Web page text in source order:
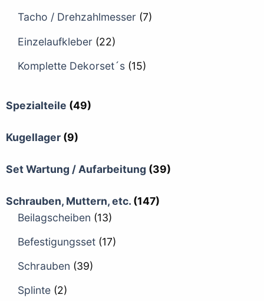
Tacho / Drehzahlmesser (7)
Einzelaufkleber (22)
Komplette Dekorset´s (15)
Spezialteile (49)
Kugellager (9)
Set Wartung / Aufarbeitung (39)
Schrauben, Muttern, etc. (147)
Beilagscheiben (13)
Befestigungsset (17)
Schrauben (39)
Splinte (2)